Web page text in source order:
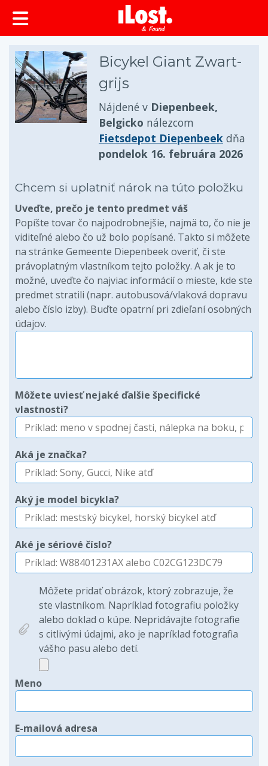
Bicykel Giant Zwart-
grijs
Nájdené v Diepenbeek,
Belgicko nálezcom
Fietsdepot Diepenbeek dňa
pondelok 16. februára 2026
Chcem si uplatniť nárok na túto položku
Uveďte, prečo je tento predmet váš
Popíšte tovar čo najpodrobnejšie, najmä to, čo nie je
viditeľné alebo čo už bolo popísané. Takto si môžete
na stránke Gemeente Diepenbeek overiť, či ste
právoplatným vlastníkom tejto položky. A ak je to
možné, uveďte čo najviac informácií o mieste, kde ste
predmet stratili (napr. autobusová/vlaková dopravu
alebo číslo izby). Buďte opatrní pri zdieľaní osobných
údajov.
Môžete uviesť nejaké ďalšie špecifické
vlastnosti?
Aká je značka?
Aký je model bicykla?
Aké je sériové číslo?
Môžete pridať obrázok, ktorý zobrazuje, že
ste vlastníkom. Napríklad fotografiu položky
alebo doklad o kúpe. Nepridávajte fotografie
s citlivými údajmi, ako je napríklad fotografia
vášho pasu alebo detí.
Meno
E-mailová adresa